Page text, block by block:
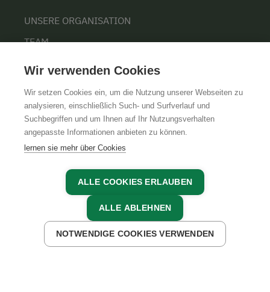
JETZT ANFRAGEN JETZT BUCHEN
UNSERE ORGANISATION
TEAM
AGBIMPRESSUMDATENSCHUTZ
Wir verwenden Cookies
Wir setzen Cookies ein, um die Nutzung unserer Webseiten zu
analysieren, einschließlich Such- und Surfverlauf und
Suchbegriffen und um Ihnen auf Ihr Nutzungsverhalten
angepasste Informationen anbieten zu können.
lernen sie mehr über Cookies
ALLE COOKIES ERLAUBEN
ALLE ABLEHNEN
NOTWENDIGE COOKIES VERWENDEN